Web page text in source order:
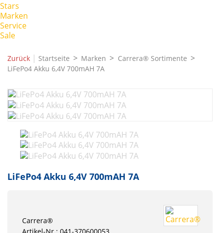
Stars
Marken
Service
Sale
Zurück | Startseite Marken
Carrera® Sortimente
LiFePo4 Akku 6,4V 700mAH 7A
LiFePo4 Akku 6,4V 700mAH 7A
Carrera®